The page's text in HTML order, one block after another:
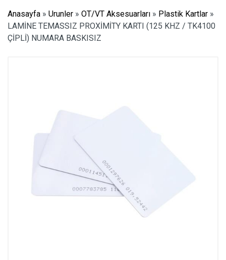
Anasayfa » Urunler » OT/VT Aksesuarları » Plastik Kartlar »
LAMİNE TEMASSIZ PROXİMİTY KARTI (125 KHZ / TK4100
ÇİPLİ) NUMARA BASKISIZ